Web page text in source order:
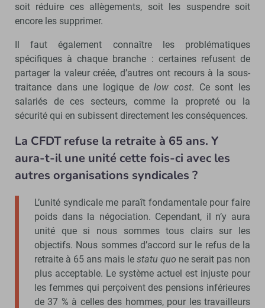
soit réduire ces allègements, soit les suspendre soit
encore les supprimer.
Il faut également connaître les problématiques
spécifiques à chaque branche : certaines refusent de
partager la valeur créée, d’autres ont recours à la sous-
traitance dans une logique delow cost. Ce sont les
salariés de ces secteurs, comme la propreté ou la
sécurité qui en subissent directement les conséquences.
La CFDT refuse la retraite à 65 ans. Y
aura-t-il une unité cette fois-ci avec les
autres organisations syndicales ?
L’unité syndicale me paraît fondamentale pour faire
poids dans la négociation. Cependant, il n’y aura
unité que si nous sommes tous clairs sur les
objectifs. Nous sommes d’accord sur le refus de la
retraite à 65 ans mais le statu quo ne serait pas non
plus acceptable. Le système actuel est injuste pour
les femmes qui perçoivent des pensions inférieures
de 37 % à celles des hommes, pour les travailleurs